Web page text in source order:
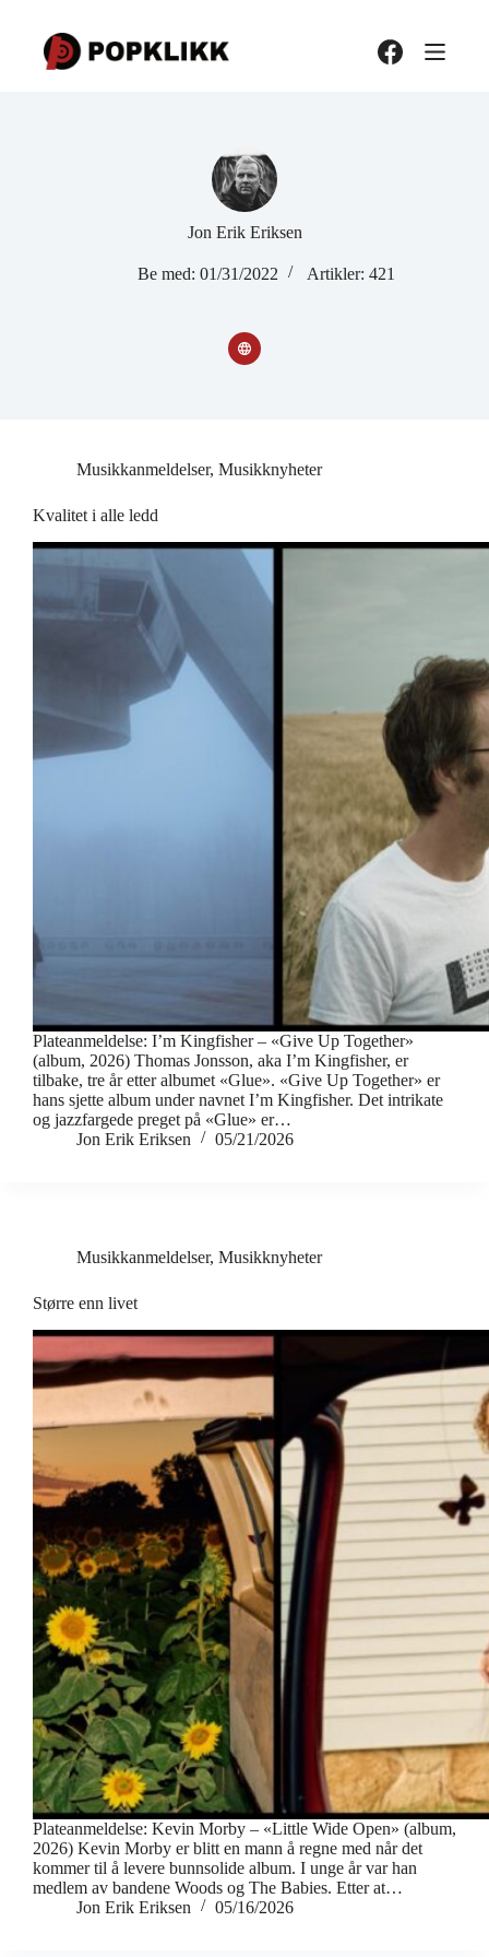
innholdet
Jon Erik Eriksen
Be med: 01/31/2022 Artikler: 421
Musikkanmeldelser, Musikknyheter
Kvalitet i alle ledd
Plateanmeldelse: I’m Kingfisher – «Give Up Together»
(album, 2026) Thomas Jonsson, aka I’m Kingfisher, er
tilbake, tre år etter albumet «Glue». «Give Up Together» er
hans sjette album under navnet I’m Kingfisher. Det intrikate
og jazzfargede preget på «Glue» er…
Jon Erik Eriksen
05/21/2026
Musikkanmeldelser, Musikknyheter
Større enn livet
Plateanmeldelse: Kevin Morby – «Little Wide Open» (album,
2026) Kevin Morby er blitt en mann å regne med når det
kommer til å levere bunnsolide album. I unge år var han
medlem av bandene Woods og The Babies. Etter at…
Jon Erik Eriksen
05/16/2026